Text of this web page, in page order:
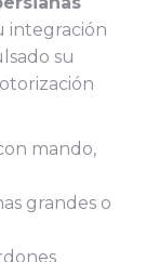
integración
su
mando,
grandes o